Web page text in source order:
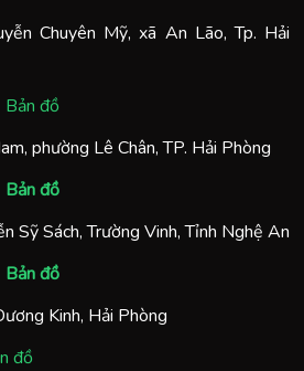
Chuyên Mỹ, xã An Lão, Tp. Hải
Bản đồ
phường Lê Chân, TP. Hải Phòng
Bản đồ
Sỹ Sách, Trường Vinh, Tỉnh Nghệ An
Bản đồ
Kinh, Hải Phòng
đồ